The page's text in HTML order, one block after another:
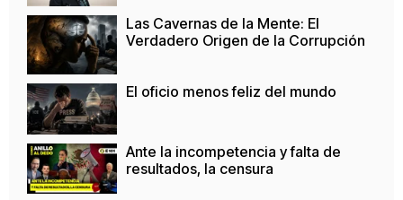
Las Cavernas de la Mente: El
Verdadero Origen de la Corrupción
El oficio menos feliz del mundo
Ante la incompetencia y falta de
resultados, la censura